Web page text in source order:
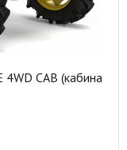
CAB (кабина